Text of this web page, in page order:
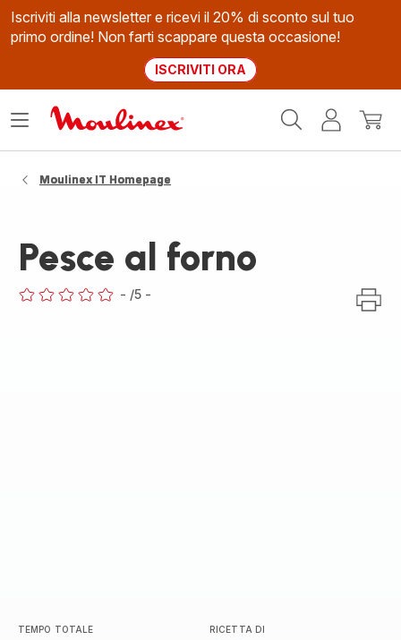
Iscriviti alla newsletter e ricevi il 20% di sconto sul tuo
primo ordine! Non farti scappare questa occasione!
ISCRIVITI ORA
Il
Apri
Moulinex IT Homepage
Pesce al forno
- /5 -
TEMPO TOTALE RICETTA DI